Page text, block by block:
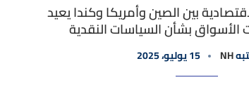
بين الصين وأمريكا وكندا يعيد
بشأن السياسات النقدية
NH 15 يوليو، 2025